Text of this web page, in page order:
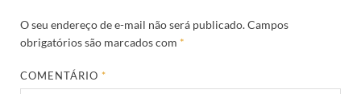
O seu endereço de e-mail não será publicado.Campos
obrigatórios são marcados com *
COMENTÁRIO*